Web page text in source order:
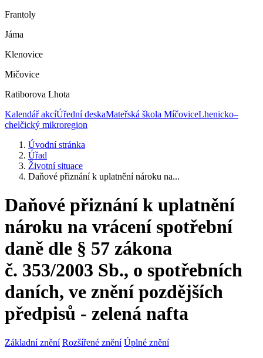
Frantoly
Jáma
Klenovice
Mičovice
Ratiborova Lhota
Kalendář akcíÚřední deskaMateřská škola MíčoviceLhenicko–
chelčický mikroregion
Úvodní stránka
Úřad
Životní situace
Daňové přiznání k uplatnění nároku na...
Daňové přiznání k uplatnění
nároku na vrácení spotřební
daně dle § 57 zákona
č. 353/2003 Sb., o spotřebních
daních, ve znění pozdějších
předpisů - zelená nafta
Základní znění Rozšířené znění Úplné znění